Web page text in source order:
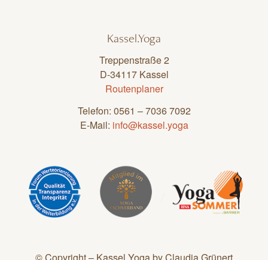
Kassel.Yoga
Treppenstraße 2
D-34117 Kassel
Routenplaner
Telefon: 0561 – 7036 7092
E-Mail: info@kassel.yoga
© Copyright – Kassel.Yoga by Claudia Grünert